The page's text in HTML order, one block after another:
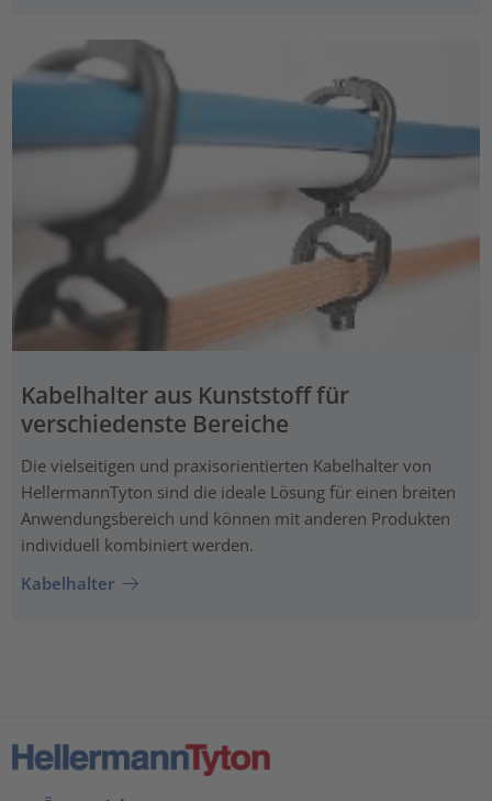
Kabelhalter aus Kunststoff für
verschiedenste Bereiche
Die vielseitigen und praxisorientierten Kabelhalter von
HellermannTyton sind die ideale Lösung für einen breiten
Anwendungsbereich und können mit anderen Produkten
individuell kombiniert werden.
Kabelhalter